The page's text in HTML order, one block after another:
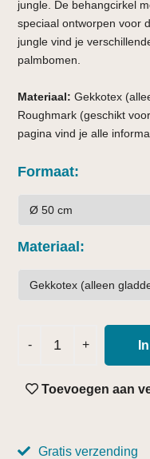
jungle. De behangcirkel
speciaal ontworpen voor
jungle vind je
palmbomen.
Materiaal: Gekkotex
Roughmark (geschikt
pagina vind je alle
Formaat
Materiaal
Toevoegen aan
Gratis verzending